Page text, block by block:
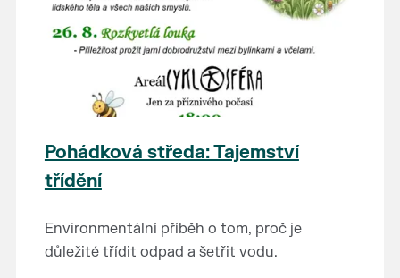
Pohádková středa: Tajemství
třídění
Environmentální příběh o tom, proč je
důležité třídit odpad a šetřit vodu.